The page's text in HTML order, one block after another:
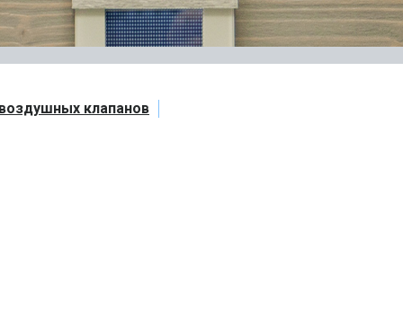
клапанов